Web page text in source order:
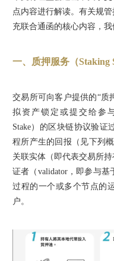
点内容进行解读。有关规
充联合通函的核心内容，
一、质押服务（Staking
交易所可向客户提供的“质
拟资产锁定或提交给参
Stake）的区块链协议验证
程所产生的回报（见下列
关联实体（即代表交易所
证者（validator，即参与
过程的一个或多个节点的
户。